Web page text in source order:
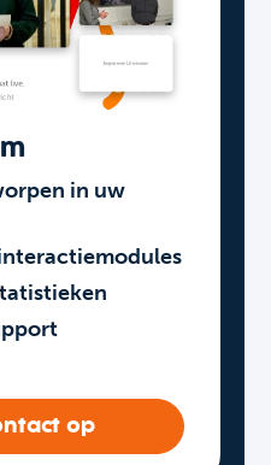
in uw
op